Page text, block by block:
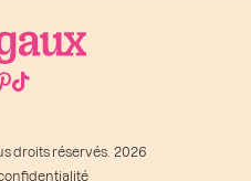
droits réservés. 2026